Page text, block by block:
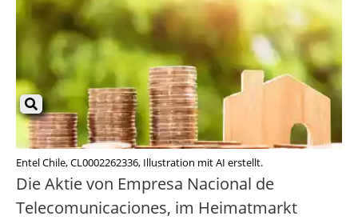
Entel Chile, CL0002262336, Illustration mit AI erstellt.
Die Aktie von Empresa Nacional de
Telecomunicaciones, im Heimatmarkt